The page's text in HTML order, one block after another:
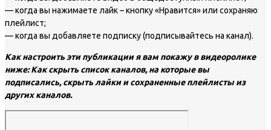
— когда вы нажимаете лайк – кнопку «Нравится» или сохраняю
плейлист;
— когда вы добавляете подписку (подписывайтесь на канал).
Как настроить эти публикации я вам покажу в видеоролике
ниже: Как скрыть список каналов, на которые вы
подписались, скрыть лайки и сохраненные плейлисты из
других каналов.